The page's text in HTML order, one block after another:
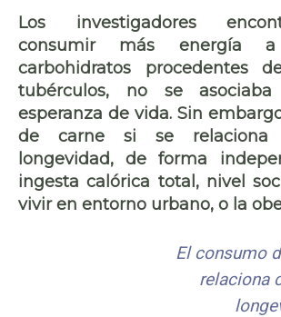
Los investigadores
consumir más energía
carbohidratos procedentes
tubérculos, no se asociaba
esperanza de vida. Sin
de carne si se relaciona
longevidad, de forma
ingesta calórica total, nivel
vivir en entorno urbano, o la
El consumo
relaciona